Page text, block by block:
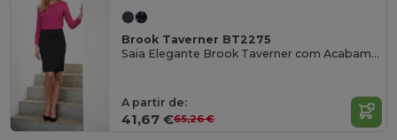
Brook Taverner BT2275
Saia Elegante Brook Taverner com Acabamento Teflon
A partir de:
41,67 €65,26 €